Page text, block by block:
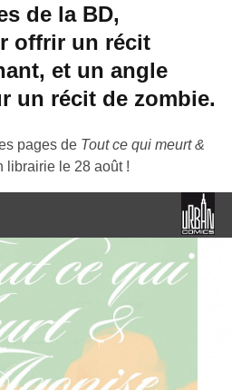
de la BD,
offrir un récit
et un angle
un récit de zombie.
pages de Tout ce qui meurt &
librairie le 28 août !